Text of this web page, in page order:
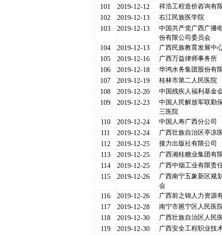
101
2019-12-12
祥浩工程造价咨询有
102
2019-12-13
右江民族医学院
103
2019-12-13
中国共产党广西广播
份有限公司委员会
104
2019-12-13
广西民族教育发展中
105
2019-12-16
广西万益律师事务所
106
2019-12-18
华鸿水务集团股份有
107
2019-12-19
桂林市第二人民医院
108
2019-12-20
中国残疾人福利基金
109
2019-12-23
中国人民解放军联勤
三医院
110
2019-12-24
中国人寿广西分公司
111
2019-12-24
广西壮族自治区亭凉
112
2019-12-25
接力出版社有限公司
113
2019-12-25
广西湘桂糖业集团有
114
2019-12-25
广西中烟工业有限责
115
2019-12-26
广西南宁五象新区规
会
116
2019-12-26
广西前之锦人力资源
117
2019-12-28
南宁市邕宁区人民医
118
2019-12-30
广西壮族自治区人民
119
2019-12-30
广西安全工程职业技